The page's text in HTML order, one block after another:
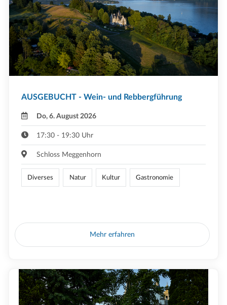
AUSGEBUCHT - Wein- und Rebbergführung
Do, 6. August 2026
17:30 - 19:30 Uhr
Schloss Meggenhorn
Diverses Natur Kultur Gastronomie
Mehr erfahren